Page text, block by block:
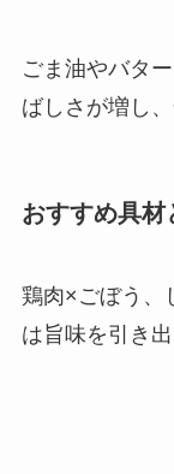
ごま油やバタ
ばしさが増し
おすすめ具材
鶏肉×ごぼう、
は旨味を引き